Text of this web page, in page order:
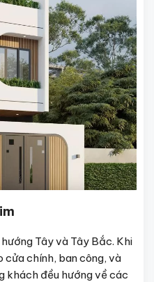
Tây và Tây Bắc. Khi
chính, ban công, và
khách đều hướng về các